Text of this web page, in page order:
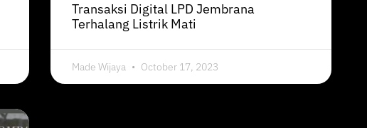
Transaksi Digital LPD Jembrana
Terhalang Listrik Mati
Made Wijaya October 17, 2023